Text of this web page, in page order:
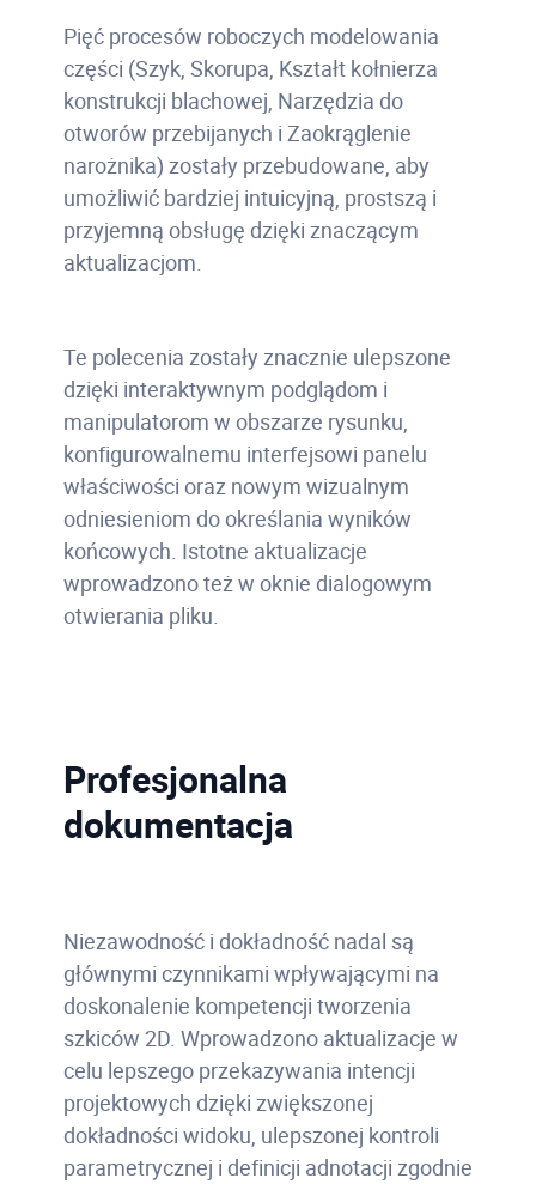
Pięć procesów roboczych modelowania
części (Szyk, Skorupa, Kształt kołnierza
konstrukcji blachowej, Narzędzia do
otworów przebijanych i Zaokrąglenie
narożnika) zostały przebudowane, aby
umożliwić bardziej intuicyjną, prostszą i
przyjemną obsługę dzięki znaczącym
aktualizacjom.
Te polecenia zostały znacznie ulepszone
dzięki interaktywnym podglądom i
manipulatorom w obszarze rysunku,
konfigurowalnemu interfejsowi panelu
właściwości oraz nowym wizualnym
odniesieniom do określania wyników
końcowych. Istotne aktualizacje
wprowadzono też w oknie dialogowym
otwierania pliku.
Profesjonalna
dokumentacja
Niezawodność i dokładność nadal są
głównymi czynnikami wpływającymi na
doskonalenie kompetencji tworzenia
szkiców 2D. Wprowadzono aktualizacje w
celu lepszego przekazywania intencji
projektowych dzięki zwiększonej
dokładności widoku, ulepszonej kontroli
parametrycznej i definicji adnotacji zgodnie